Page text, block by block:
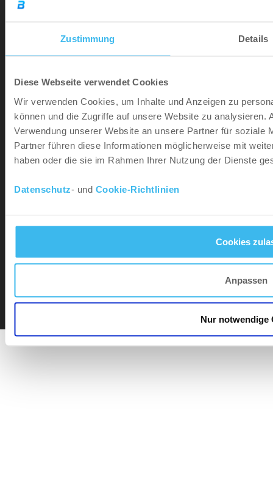
Zustimmung Details
Diese Webseite verwendet Cookies
Wir verwenden Cookies, um Inhalte und Anzeigen zu
können und die Zugriffe auf unsere Website zu analysieren.
Verwendung unserer Website an unsere Partner für soziale
Partner führen diese Informationen möglicherweise mit
haben oder die sie im Rahmen Ihrer Nutzung der Dienste
Datenschutz- und Cookie-Richtlinien
Cookies
Anpassen
Nur notwendige
INFORMATION
GESCHÄFTE
Allgemeine Geschäftsbedingungen